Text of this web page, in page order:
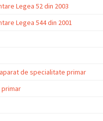
Legea 52 din 2003
Legea 544 din 2001
de specialitate primar
primar